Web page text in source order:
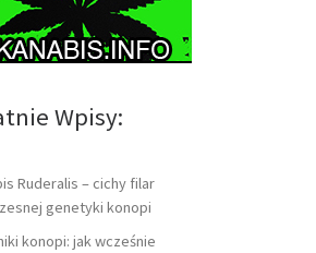
Wpisy:
Ruderalis – cichy filar
genetyki konopi
konopi: jak wcześnie